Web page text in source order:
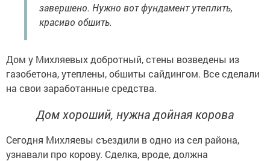
завершено. Нужно вот фундамент утеплить,
красиво обшить.
Дом у Михляевых добротный, стены возведены из
газобетона, утеплены, обшиты сайдингом. Все сделали
на свои заработанные средства.
Дом хороший, нужна дойная корова
Сегодня Михляевы съездили в одно из сел района,
узнавали про корову. Сделка, вроде, должна